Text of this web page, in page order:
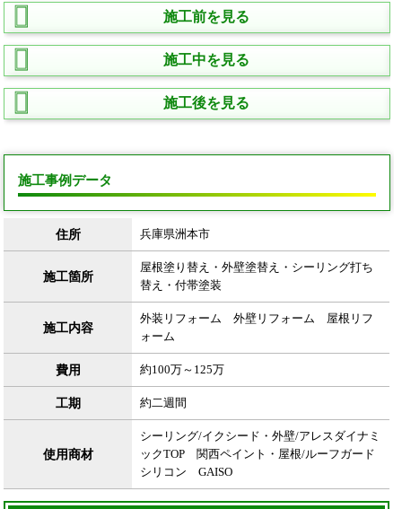
施工前を見る
施工中を見る
施工後を見る
施工事例データ
住所 兵庫県洲本市
施工箇所
屋根塗り替え・外壁塗替え・シーリング打ち
替え・付帯塗装
施工内容
外装リフォーム 外壁リフォーム 屋根リフ
ォーム
費用 約100万～125万
工期 約二週間
使用商材
シーリング/イクシード・外壁/アレスダイナミ
ックTOP 関西ペイント・屋根/ルーフガード
シリコン GAISO